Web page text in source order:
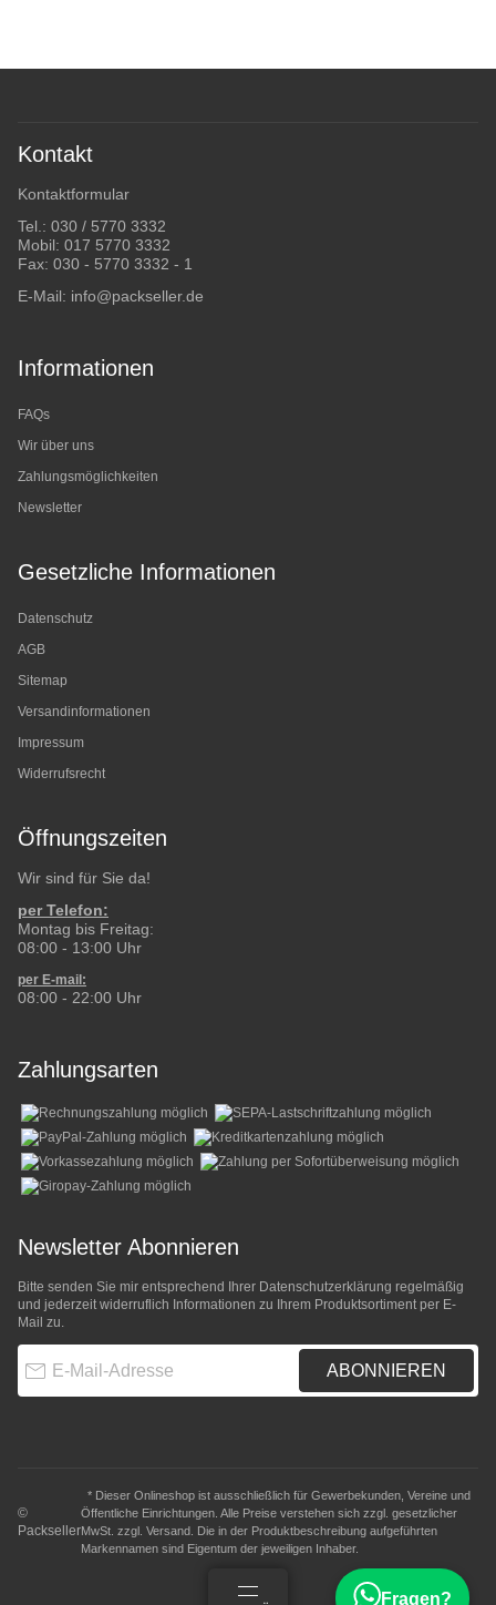
Kontakt
Kontaktformular
Tel.: 030 / 5770 3332
Mobil: 017 5770 3332
Fax: 030 - 5770 3332 - 1
E-Mail: info@packseller.de
Informationen
FAQs
Wir über uns
Zahlungsmöglichkeiten
Newsletter
Gesetzliche Informationen
Datenschutz
AGB
Sitemap
Versandinformationen
Impressum
Widerrufsrecht
Öffnungszeiten
Wir sind für Sie da!
per Telefon:
Montag bis Freitag:
08:00 - 13:00 Uhr
per E-mail:
08:00 - 22:00 Uhr
Zahlungsarten
Newsletter Abonnieren
Bitte senden Sie mir entsprechend Ihrer Datenschutzerklärung regelmäßig
und jederzeit widerruflich Informationen zu Ihrem Produktsortiment per E-
Mail zu.
ABONNIEREN
©
Packseller
* Dieser Onlineshop ist ausschließlich für Gewerbekunden, Vereine und
Öffentliche Einrichtungen. Alle Preise verstehen sich zzgl. gesetzlicher
MwSt. zzgl. Versand . Die in der Produktbeschreibung aufgeführten
Markennamen sind Eigentum der jeweiligen Inhaber.
Fragen?